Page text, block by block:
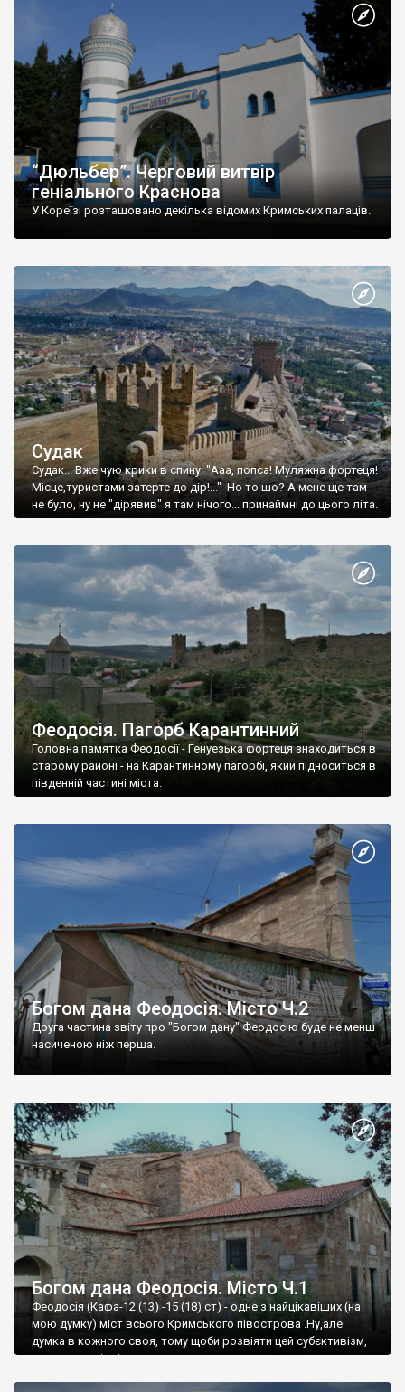
“Дюльбер”. Черговий витвір
геніального Краснова
У Кореїзі розташовано декілька відомих Кримських палаців.
Судак
Судак... Вже чую крики в спину: "Ааа, попса! Муляжна фортеця!
Місце,туристами затерте до дір!..." Но то шо? А мене ще там
не було, ну не "дірявив" я там нічого... принаймні до цього літа.
Феодосія. Пагорб Карантинний
Головна памятка Феодосії - Генуезька фортеця знаходиться в
старому районі - на Карантинному пагорбі, який підноситься в
південній частині міста.
Богом дана Феодосія. Місто Ч.2
Друга частина звіту про "Богом дану" Феодосію буде не менш
насиченою ніж перша.
Богом дана Феодосія. Місто Ч.1
Феодосія (Кафа-12 (13) -15 (18) ст) - одне з найцікавіших (на
мою думку) міст всього Кримського півострова .Ну,але
думка в кожного своя, тому щоби розвіяти цей субєктивізм,
запрошую відвідати це